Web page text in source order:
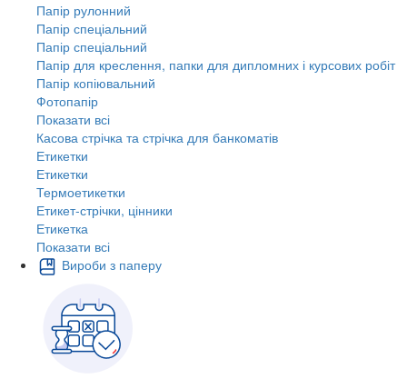
Папір рулонний
Папір спеціальний
Папір спеціальний
Папір для креслення, папки для дипломних і курсових робіт
Папір копіювальний
Фотопапір
Показати всі
Касова стрічка та стрічка для банкоматів
Етикетки
Етикетки
Термоетикетки
Етикет-стрічки, цінники
Етикетка
Показати всі
Вироби з паперу